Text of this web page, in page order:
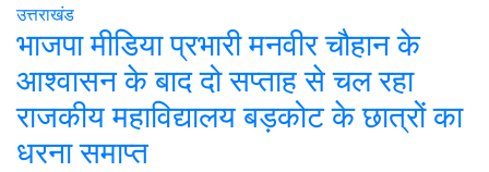
उत्तराखंड
भाजपा मीडिया प्रभारी मनवीर चौहान के
आश्वासन के बाद दो सप्ताह से चल रहा
राजकीय महाविद्यालय बड़कोट के छात्रों का
धरना समाप्त